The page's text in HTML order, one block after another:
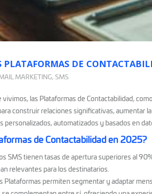
DE
MARKETING, SMS
las Plataformas de Contactabilidad,
construir relaciones significativas, aumentar
personalizados, automatizados y basados en
de Contactabilidad en 2025?
SMS tienen tasas de apertura superiores al
relevantes para los destinatarios.
Plataformas permiten segmentar y adaptar